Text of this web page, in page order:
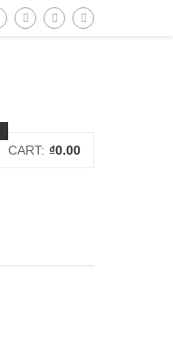
CART: ₫0.00